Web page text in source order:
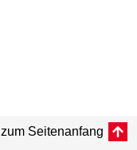
zum Seitenanfang